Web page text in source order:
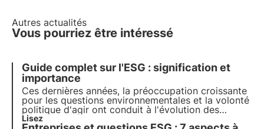
Autres actualités
Vous pourriez être intéressé
Guide complet sur l'ESG : signification et
importance
Ces dernières années, la préoccupation croissante
pour les questions environnementales et la volonté
politique d'agir ont conduit à l'évolution des
questions ESG. Découvrez dans cet article ce que
Lisez